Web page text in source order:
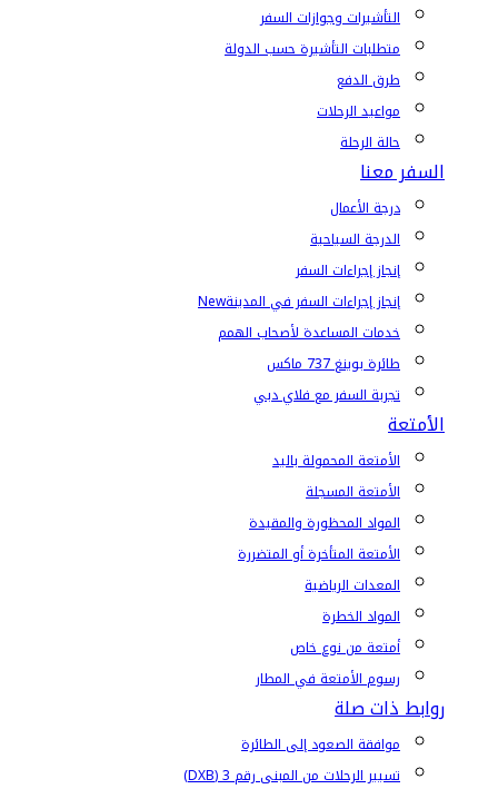
التأشيرات وجوازات السفر
متطلبات التأشيرة حسب الدولة
طرق الدفع
مواعيد الرحلات
حالة الرحلة
السفر معنا
درجة الأعمال
الدرجة السياحية
إنجاز إجراءات السفر
إنجاز إجراءات السفر في المدينةNew
خدمات المساعدة لأصحاب الهمم
طائرة بوينغ 737 ماكس
تجربة السفر مع فلاي دبي
الأمتعة
الأمتعة المحمولة باليد
الأمتعة المسجلة
المواد المحظورة والمقيدة
الأمتعة المتأخرة أو المتضررة
المعدات الرياضية
المواد الخطرة
أمتعة من نوع خاص
رسوم الأمتعة في المطار
روابط ذات صلة
موافقة الصعود إلى الطائرة
تسيير الرحلات من المبنى رقم 3 (DXB)